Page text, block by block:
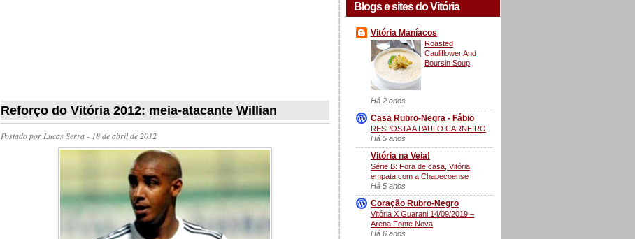
Reforço do Vitória 2012: meia-atacante Willian
Postado porLucas Serra- 18 de abril de 2012
Blogs e sites do Vitória
Vitória Maníacos
Roasted
Cauliflower And
Boursin Soup
Há 2 anos
Casa Rubro-Negra - Fábio
RESPOSTA A PAULO CARNEIRO
Há 5 anos
Vitória na Veia!
Série B: Fora de casa, Vitória
empata com a Chapecoense
Há 5 anos
Coração Rubro-Negro
Vitória X Guarani 14/09/2019 –
Arena Fonte Nova
Há 6 anos